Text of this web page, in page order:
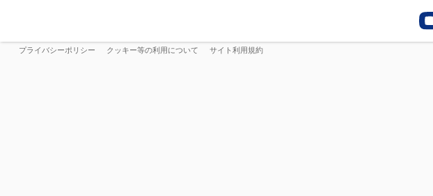
プライバシーポリシー クッキー等の利用について サイト利用規約